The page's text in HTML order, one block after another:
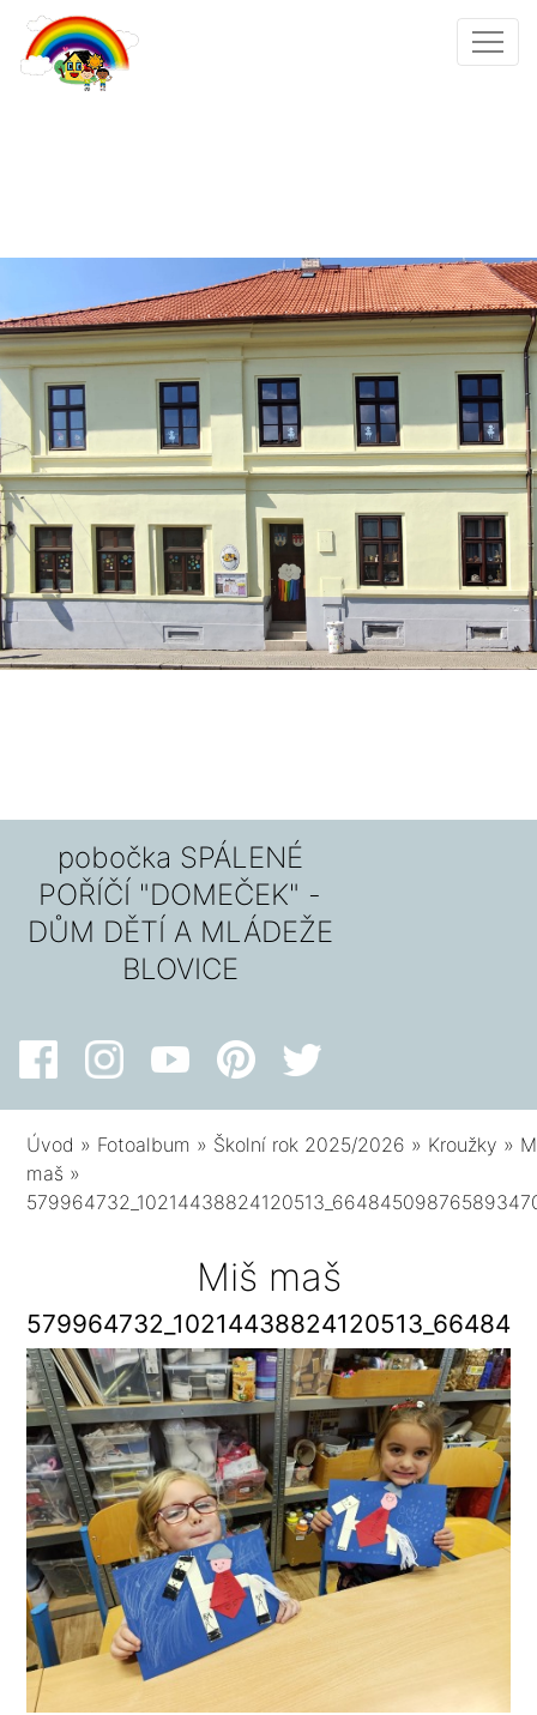
pobočka SPÁLENÉ
POŘÍČÍ "DOMEČEK" -
DŮM DĚTÍ A MLÁDEŽE
BLOVICE
Úvod » Fotoalbum » Školní rok 2025/2026 » Kroužky »
maš »
Miš maš